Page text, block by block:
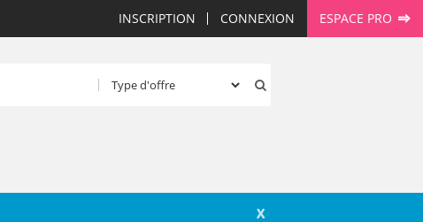
INSCRIPTION CONNEXION ESPACE PRO
X